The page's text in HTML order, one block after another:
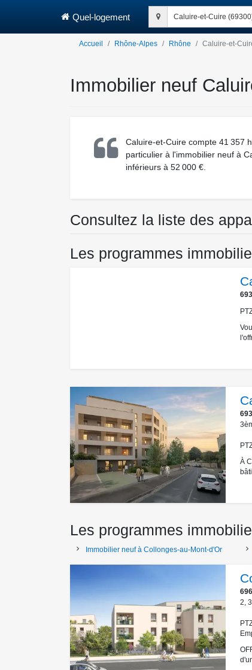
Quel-logement Caluire-et-Cuire
Accueil Rhône-Alpes Rhône Caluire-et-
Immobilier neuf
Caluire-et-Cuire compte 41 357
particulier à l'immobilier neuf à
inférieurs à 52 000 €.
Consultez la liste des
Les programmes
À
Les programmes
Immobilier neuf à Collonges-au-Mont-d'Or
2 3